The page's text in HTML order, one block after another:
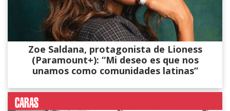
Zoe Saldana, protagonista de Lioness
(Paramount+): “Mi deseo es que nos
unamos como comunidades latinas”